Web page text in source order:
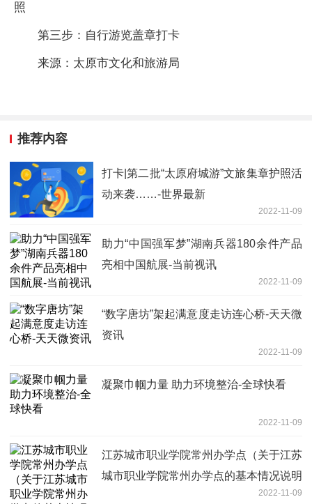
照
第三步：自行游览盖章打卡
来源：太原市文化和旅游局
推荐内容
打卡|第二批“太原府城游”文旅集章护照活
动来袭……-世界最新
2022-11-09
助力“中国强军梦”湖南兵器180余件产品
亮相中国航展-当前视讯
2022-11-09
“数字唐坊”架起满意度走访连心桥-天天微
资讯
2022-11-09
凝聚巾帼力量 助力环境整治-全球快看
2022-11-09
江苏城市职业学院常州办学点（关于江苏
城市职业学院常州办学点的基本情况说明
2022-11-09